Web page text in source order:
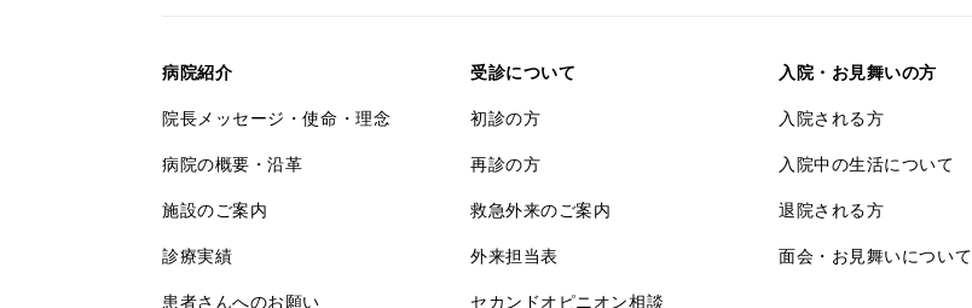
病院紹介
院長メッセージ・使命・理念
病院の概要・沿革
施設のご案内
診療実績
患者さんへのお願い
受診について
初診の方
再診の方
救急外来のご案内
外来担当表
セカンドオピニオン相談
入院・お見舞いの方
入院される方
入院中の生活について
退院される方
面会・お見舞いについて